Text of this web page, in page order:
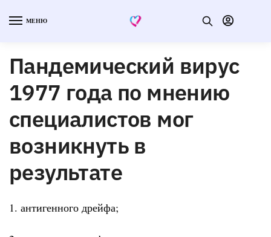
МЕНЮ
Пандемический вирус
1977 года по мнению
специалистов мог
возникнуть в
результате
1. антигенного дрейфа;